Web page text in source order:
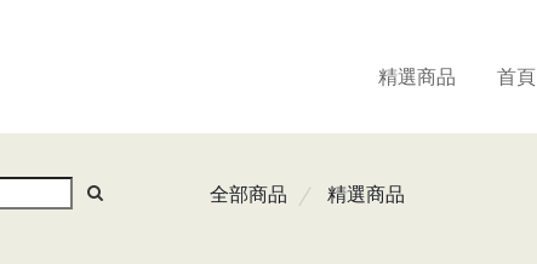
精選商品 首頁
全部商品 精選商品